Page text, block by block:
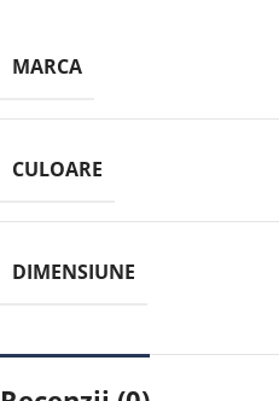
MARCA
CULOARE
DIMENSIUNE